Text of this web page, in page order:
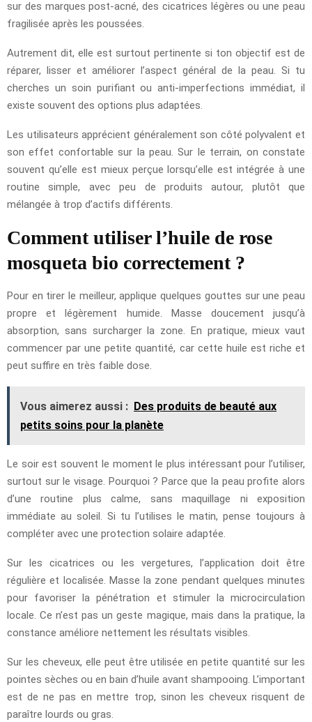
sur des marques post-acné, des cicatrices légères ou une peau
fragilisée après les poussées.
Autrement dit, elle est surtout pertinente si ton objectif est de
réparer, lisser et améliorer l’aspect général de la peau. Si tu
cherches un soin purifiant ou anti-imperfections immédiat, il
existe souvent des options plus adaptées.
Les utilisateurs apprécient généralement son côté polyvalent et
son effet confortable sur la peau. Sur le terrain, on constate
souvent qu’elle est mieux perçue lorsqu’elle est intégrée à une
routine simple, avec peu de produits autour, plutôt que
mélangée à trop d’actifs différents.
Comment utiliser l’huile de rose
mosqueta bio correctement ?
Pour en tirer le meilleur, applique quelques gouttes sur une peau
propre et légèrement humide. Masse doucement jusqu’à
absorption, sans surcharger la zone. En pratique, mieux vaut
commencer par une petite quantité, car cette huile est riche et
peut suffire en très faible dose.
Vous aimerez aussi : Des produits de beauté aux
petits soins pour la planète
Le soir est souvent le moment le plus intéressant pour l’utiliser,
surtout sur le visage. Pourquoi ? Parce que la peau profite alors
d’une routine plus calme, sans maquillage ni exposition
immédiate au soleil. Si tu l’utilises le matin, pense toujours à
compléter avec une protection solaire adaptée.
Sur les cicatrices ou les vergetures, l’application doit être
régulière et localisée. Masse la zone pendant quelques minutes
pour favoriser la pénétration et stimuler la microcirculation
locale. Ce n’est pas un geste magique, mais dans la pratique, la
constance améliore nettement les résultats visibles.
Sur les cheveux, elle peut être utilisée en petite quantité sur les
pointes sèches ou en bain d’huile avant shampooing. L’important
est de ne pas en mettre trop, sinon les cheveux risquent de
paraître lourds ou gras.